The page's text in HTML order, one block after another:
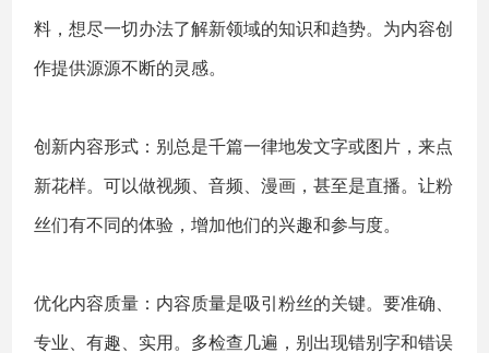
料，想尽一切办法了解新领域的知识和趋势。为内容创
作提供源源不断的灵感。
创新内容形式：别总是千篇一律地发文字或图片，来点
新花样。可以做视频、音频、漫画，甚至是直播。让粉
丝们有不同的体验，增加他们的兴趣和参与度。
优化内容质量：内容质量是吸引粉丝的关键。要准确、
专业、有趣、实用。多检查几遍，别出现错别字和错误